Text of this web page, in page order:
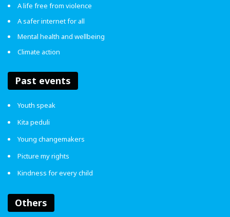
Ratusan-ribuan kajian telah dikendalikan – termasuk satu
A life free from violence
A safer internet for all
Mental health and wellbeing
Climate action
Past events
Youth speak
Kita peduli
Young changemakers
Picture my rights
Kindness for every child
Others